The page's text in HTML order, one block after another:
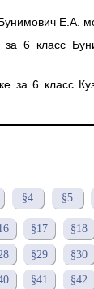
Е.А.
за 6 класс
за 6 класс
§4 §5
§17 §18
§29 §30
§41 §42